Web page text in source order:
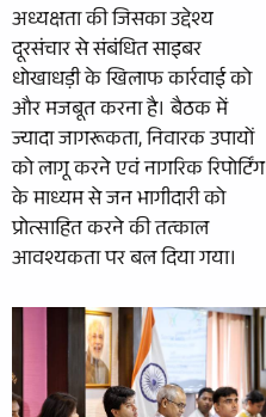
अध्यक्षता की जिसका उद्देश्य
दूरसंचार से संबंधित साइबर
धोखाधड़ी के खिलाफ कार्रवाई को
और मजबूत करना है। बैठक में
ज्यादा जागरूकता, निवारक उपायों
को लागू करने एवं नागरिक रिपोर्टिंग
के माध्यम से जन भागीदारी को
प्रोत्साहित करने की तत्काल
आवश्यकता पर बल दिया गया।